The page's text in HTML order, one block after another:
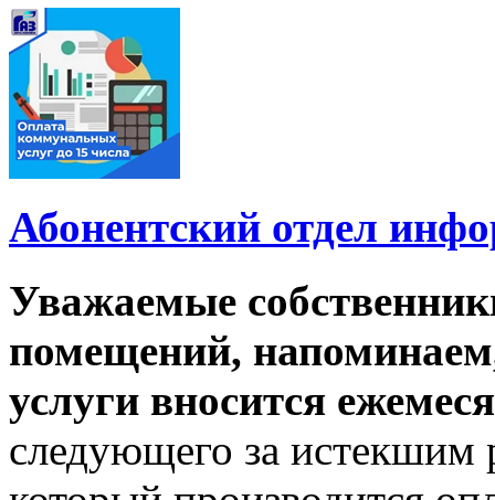
Абонентский отдел
Уважаемые
помещений,
услуги вносится
следующего за истекшим